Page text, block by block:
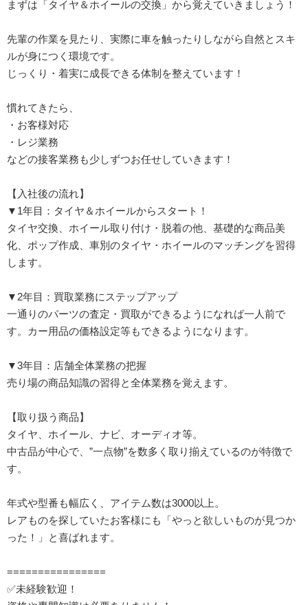
まずは「タイヤ＆ホイールの交換」から覚えていきましょう！
先輩の作業を見たり、実際に車を触ったりしながら自然とスキ
ルが身につく環境です。
じっくり・着実に成長できる体制を整えています！
慣れてきたら、
・お客様対応
・レジ業務
などの接客業務も少しずつお任せしていきます！
【入社後の流れ】
▼1年目：タイヤ＆ホイールからスタート！
タイヤ交換、ホイール取り付け・脱着の他、基礎的な商品美
化、ポップ作成、車別のタイヤ・ホイールのマッチングを習得
します。
▼2年目：買取業務にステップアップ
一通りのパーツの査定・買取ができるようになれば一人前で
す。カー用品の価格設定等もできるようになります。
▼3年目：店舗全体業務の把握
売り場の商品知識の習得と全体業務を覚えます。
【取り扱う商品】
タイヤ、ホイール、ナビ、オーディオ等。
中古品が中心で、”一点物”を数多く取り揃えているのが特徴で
す。
年式や型番も幅広く、アイテム数は3000以上。
レアものを探していたお客様にも「やっと欲しいものが見つか
った！」と喜ばれます。
================
✅未経験歓迎！